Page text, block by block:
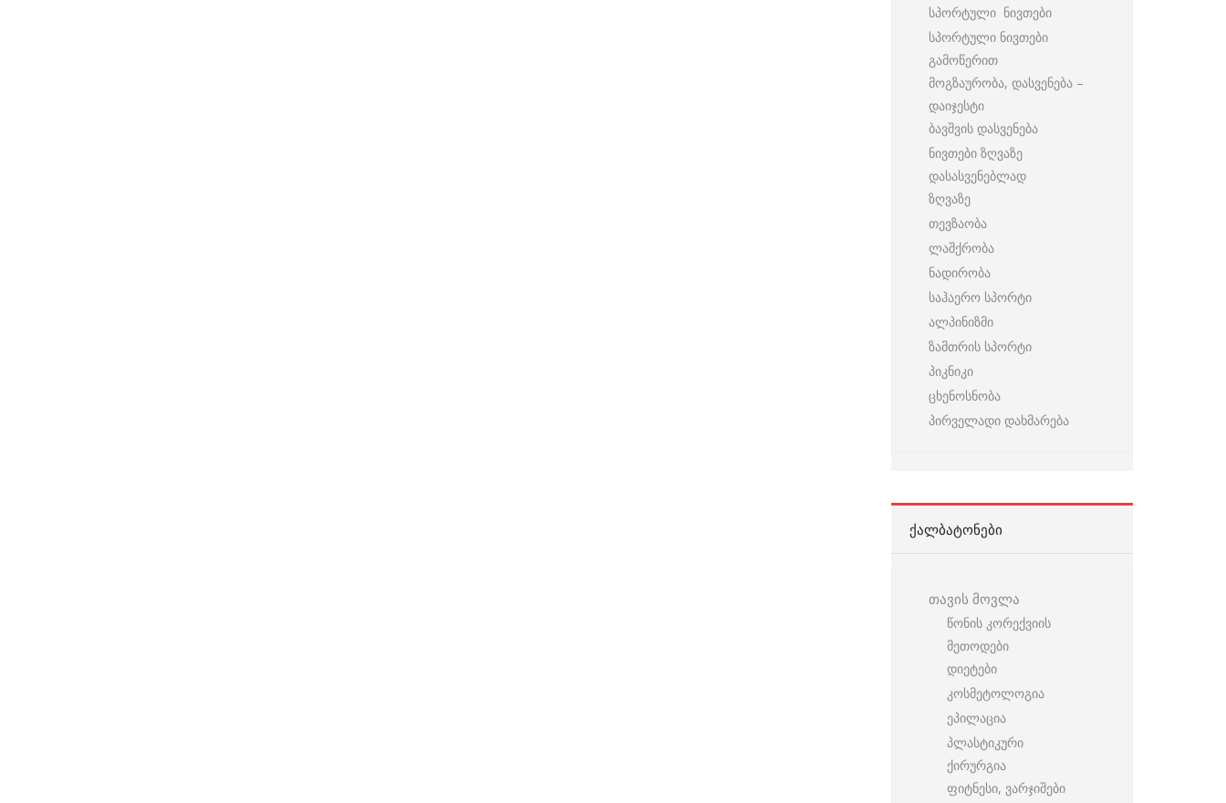
სპორტული ნივთები
სპორტული ნივთები
გამოწერით
მოგზაურობა, დასვენება –
დაიჯესტი
ბავშვის დასვენება
ნივთები ზღვაზე
დასასვენებლად
ზღვაზე
თევზაობა
ლაშქრობა
ნადირობა
საჰაერო სპორტი
ალპინიზმი
ზამთრის სპორტი
პიკნიკი
ცხენოსნობა
პირველადი დახმარება
ᲥᲐᲚᲑᲐᲢᲝᲜᲔᲑᲘ
თავის მოვლა
წონის კორექვიის
მეთოდები
დიეტები
კოსმეტოლოგია
ეპილაცია
პლასტიკური
ქირურგია
ფიტნესი, ვარჯიშები